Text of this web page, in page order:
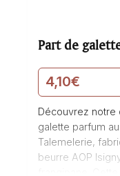
Part de
4,10€
Découvrez notre
galette parfum
Talemelerie,
beurre AOP